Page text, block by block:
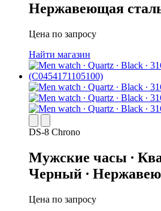
Нержавеющая
Цена по запросу
Найти магазин
DS-8 Chrono
Мужские часы ∙
Черный ∙
Цена по запросу